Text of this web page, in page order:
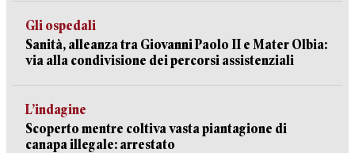
Gli ospedali
Sanità, alleanza tra Giovanni Paolo II e Mater Olbia:
via alla condivisione dei percorsi assistenziali
L’indagine
Scoperto mentre coltiva vasta piantagione di
canapa illegale: arrestato